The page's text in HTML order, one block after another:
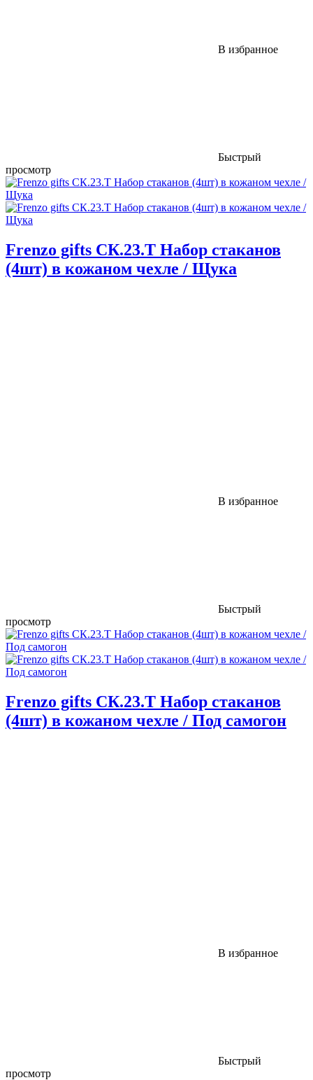
В избранное
Быстрый
просмотр
Frenzo gifts СК.23.Т Набор стаканов
(4шт) в кожаном чехле / Щука
В избранное
Быстрый
просмотр
Frenzo gifts СК.23.Т Набор стаканов
(4шт) в кожаном чехле / Под самогон
В избранное
Быстрый
просмотр